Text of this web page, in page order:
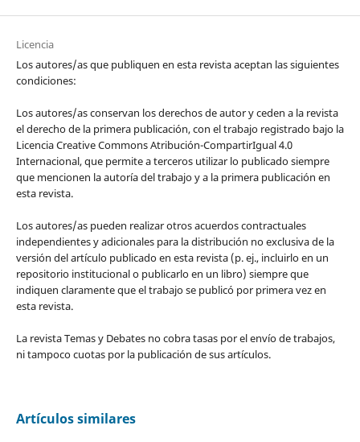
Licencia
Los autores/as que publiquen en esta revista aceptan las siguientes
condiciones:
Los autores/as conservan los derechos de autor y ceden a la revista
el derecho de la primera publicación, con el trabajo registrado bajo la
Licencia Creative Commons Atribución-CompartirIgual 4.0
Internacional, que permite a terceros utilizar lo publicado siempre
que mencionen la autoría del trabajo y a la primera publicación en
esta revista.
Los autores/as pueden realizar otros acuerdos contractuales
independientes y adicionales para la distribución no exclusiva de la
versión del artículo publicado en esta revista (p. ej., incluirlo en un
repositorio institucional o publicarlo en un libro) siempre que
indiquen claramente que el trabajo se publicó por primera vez en
esta revista.
La revista Temas y Debates no cobra tasas por el envío de trabajos,
ni tampoco cuotas por la publicación de sus artículos.
Artículos similares